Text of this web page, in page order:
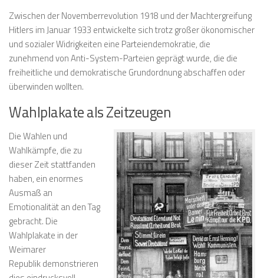
Zwischen der Novemberrevolution 1918 und der Machtergreifung
Hitlers im Januar 1933 entwickelte sich trotz großer ökonomischer
und sozialer Widrigkeiten eine Parteiendemokratie, die
zunehmend von Anti-System-Parteien geprägt wurde, die die
freiheitliche und demokratische Grundordnung abschaffen oder
überwinden wollten.
Wahlplakate als Zeitzeugen
Die Wahlen und
Wahlkämpfe, die zu
dieser Zeit stattfanden
haben, ein enormes
Ausmaß an
Emotionalitätan den Tag
gebracht. Die
Wahlplakate in der
Weimarer
Republik demonstrieren